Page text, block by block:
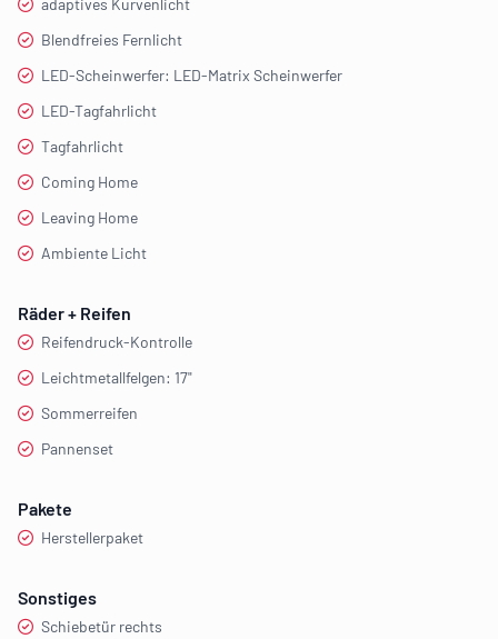
adaptives Kurvenlicht
Blendfreies Fernlicht
LED-Scheinwerfer: LED-Matrix Scheinwerfer
LED-Tagfahrlicht
Tagfahrlicht
Coming Home
Leaving Home
Ambiente Licht
Räder + Reifen
Reifendruck-Kontrolle
Leichtmetallfelgen: 17"
Sommerreifen
Pannenset
Pakete
Herstellerpaket
Sonstiges
Schiebetür rechts